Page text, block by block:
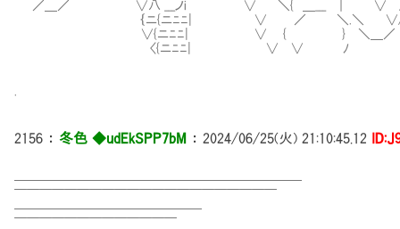
／＿／ ∨八 ___ノi ∨ ＼{ ＿___ ｜ ∨ /
｛ニ{ニﾆﾆ| ∨ ／ ＼.＼ ∨/／
∨{ニﾆﾆ| ∨ { } ＼＿／ /
〈{ニﾆﾆ| ∨ ∨ ﾉ { ／
2156 ： 冬色 ◆udEkSPP7bM ： 2024/06/25(火) 21:10:45.12
━━━━━━━━━━━━━━━━━━━━━━━
━━━━━━━━━━━━━━━